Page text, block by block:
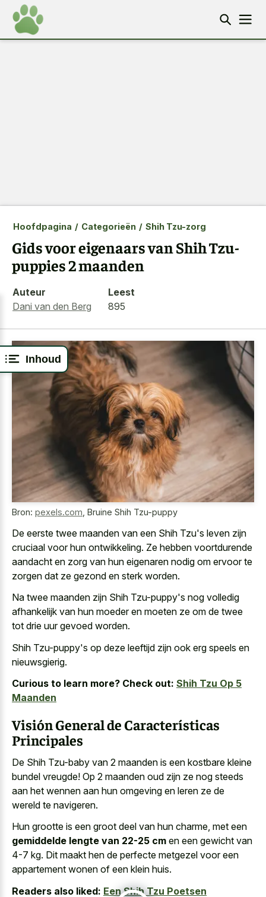
Inhoud
Hoofdpagina / Categorieën / Shih Tzu-zorg
Gids voor eigenaars van Shih Tzu-
puppies 2 maanden
Auteur
Dani van den Berg
Leest
895
Bron: pexels.com Bruine Shih Tzu-puppy
De eerste twee maanden van een Shih Tzu's leven zijn
cruciaal voor hun ontwikkeling. Ze hebben voortdurende
aandacht en zorg van hun eigenaren nodig om ervoor te
zorgen dat ze gezond en sterk worden.
Na twee maanden zijn Shih Tzu-puppy's nog volledig
afhankelijk van hun moeder en moeten ze om de twee
tot drie uur gevoed worden.
Shih Tzu-puppy's op deze leeftijd zijn ook erg speels en
nieuwsgierig.
Curious to learn more? Check out: Shih Tzu Op 5
Maanden
Visión General de Características
Principales
De Shih Tzu-baby van 2 maanden is een kostbare kleine
bundel vreugde! Op 2 maanden oud zijn ze nog steeds
aan het wennen aan hun omgeving en leren ze de
wereld te navigeren.
Hun grootte is een groot deel van hun charme, met een
gemiddelde lengte van 22-25 cm en een gewicht van
4-7 kg. Dit maakt hen de perfecte metgezel vooreen
appartement wonen of een klein huis.
Readers also liked: Een Shih Tzu Poetsen